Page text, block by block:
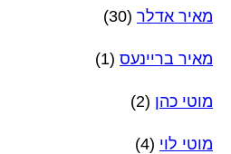
מאיר אדלר (30)
מאיר בריינעס (1)
מוטי כהן (2)
מוטי לוי (4)